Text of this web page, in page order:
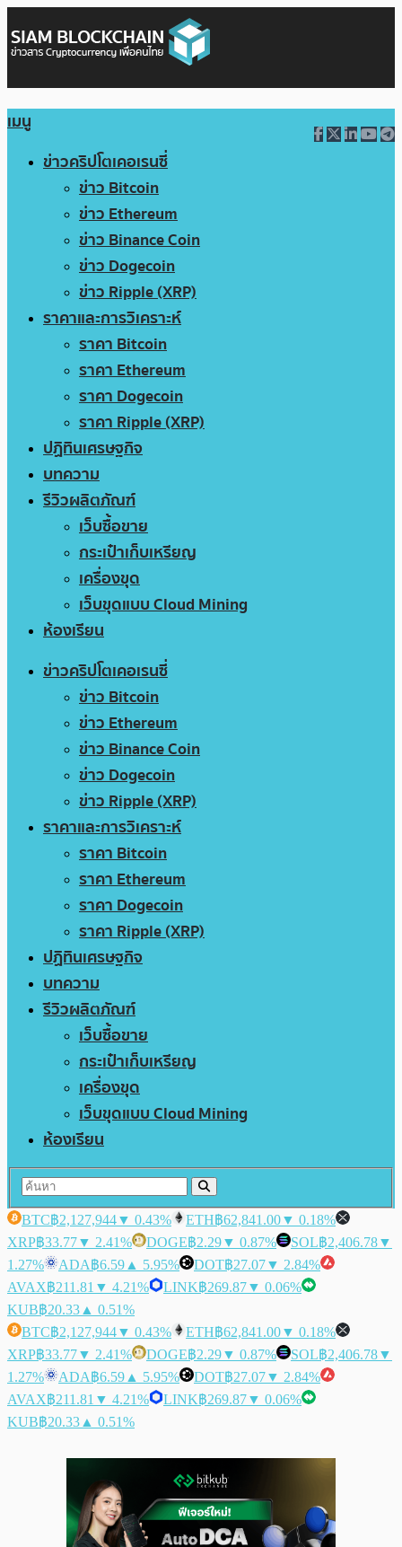
เมนู
ข่าวคริปโตเคอเรนซี่
ข่าว Bitcoin
ข่าว Ethereum
ข่าว Binance Coin
ข่าว Dogecoin
ข่าว Ripple (XRP)
ราคาและการวิเคราะห์
ราคา Bitcoin
ราคา Ethereum
ราคา Dogecoin
ราคา Ripple (XRP)
ปฏิทินเศรษฐกิจ
บทความ
รีวิวผลิตภัณฑ์
เว็บซื้อขาย
กระเป๋าเก็บเหรียญ
เครื่องขุด
เว็บขุดแบบ Cloud Mining
ห้องเรียน
ข่าวคริปโตเคอเรนซี่
ข่าว Bitcoin
ข่าว Ethereum
ข่าว Binance Coin
ข่าว Dogecoin
ข่าว Ripple (XRP)
ราคาและการวิเคราะห์
ราคา Bitcoin
ราคา Ethereum
ราคา Dogecoin
ราคา Ripple (XRP)
ปฏิทินเศรษฐกิจ
บทความ
รีวิวผลิตภัณฑ์
เว็บซื้อขาย
กระเป๋าเก็บเหรียญ
เครื่องขุด
เว็บขุดแบบ Cloud Mining
ห้องเรียน
BTC฿2,127,944▼ 0.43% ETH฿62,841.00▼ 0.18%
XRP฿33.77▼ 2.41% DOGE฿2.29▼ 0.87% SOL฿2,406.78▼
1.27%
ADA฿6.59 ▲ 5.95% DOT฿27.07▼ 2.84%
AVAX฿211.81 ▼ 4.21% LINK฿269.87▼ 0.06%
KUB฿20.33 ▲ 0.51%
BTC฿2,127,944▼ 0.43% ETH฿62,841.00▼ 0.18%
XRP฿33.77▼ 2.41% DOGE฿2.29▼ 0.87% SOL฿2,406.78▼
1.27%
ADA฿6.59 ▲ 5.95% DOT฿27.07▼ 2.84%
AVAX฿211.81 ▼ 4.21% LINK฿269.87▼ 0.06%
KUB฿20.33 ▲ 0.51%